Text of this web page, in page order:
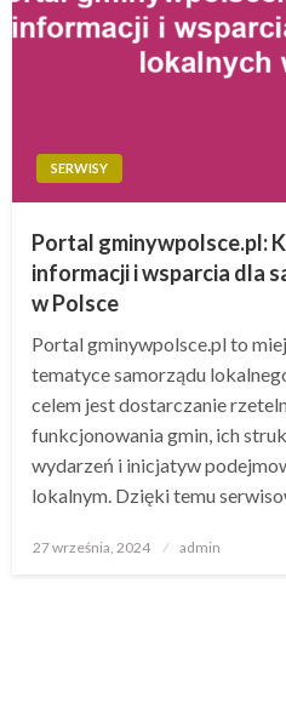
SERWISY
Portal gminywpolsce.pl:
informacji i wsparcia dla
w Polsce
Portal gminywpolsce.pl to
tematyce samorządu
celem jest dostarczanie
funkcjonowania gmin, ich
wydarzeń i inicjatyw
lokalnym. Dzięki temu
Opublikowane
27 września, 2024 admin